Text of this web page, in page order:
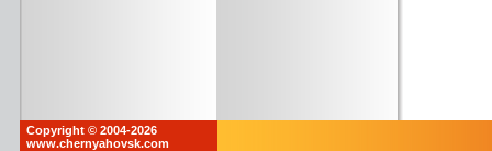
Copyright © 2004-2026
www.chernyahovsk.com